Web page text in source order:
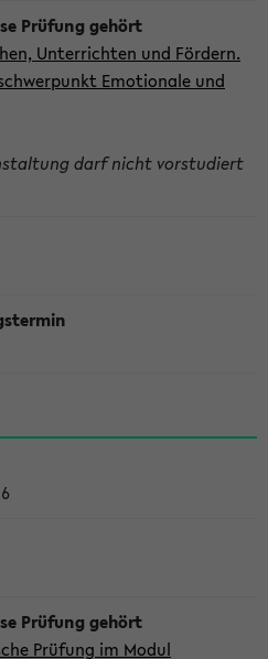
Unterrichten und Fördern.
Emotionale und
darf nicht vorstudiert
Prüfung im Modul